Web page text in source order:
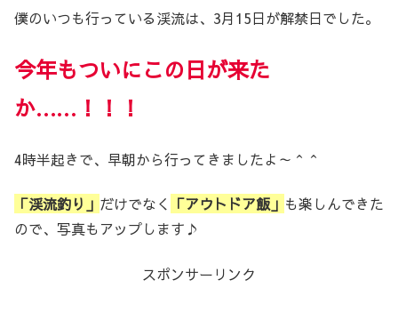
僕のいつも行っている渓流は、3月15日が解禁日でした。
今年もついにこの日が来た
か…… ！！！
4時半起きで、早朝から行ってきましたよ～＾＾
「渓流釣り」 だけでなく 「アウトドア飯」 も楽しんできた
ので、写真もアップします♪
スポンサーリンク